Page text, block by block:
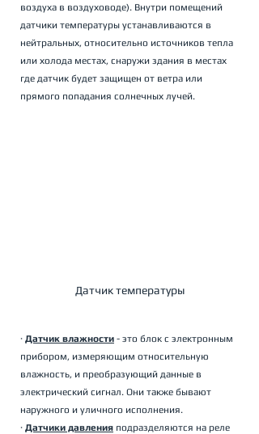
воздуха в воздуховоде). Внутри помещений
датчики температуры устанавливаются в
нейтральных, относительно источников тепла
или холода местах, снаружи здания в местах
где датчик будет защищен от ветра или
прямого попадания солнечных лучей.
Датчик температуры
· Датчик влажности - это блок с электронным
прибором, измеряющим относительную
влажность, и преобразующий данные в
электрический сигнал. Они также бывают
наружного и уличного исполнения.
· Датчики давления подразделяются на реле